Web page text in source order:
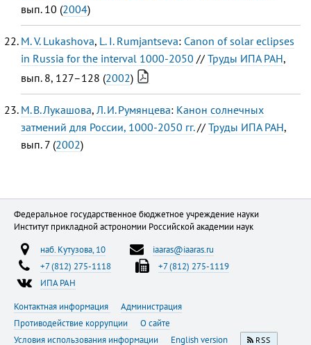
вып. 10 (2004)
M. V. Lukashova, L. I. Rumjantseva: Canon of solar eclipses
in Russia for the interval 1000-2050 // Труды ИПА РАН,
вып. 8, 127–128 (2002)
М. В. Лукашова, Л. И. Румянцева: Канон солнечных
затмений для России, 1000-2050 гг.// Труды ИПА РАН,
вып. 7 (2002)
Федеральное государственное бюджетное учреждение науки
Институт прикладной астрономии Российской академии наук
наб. Кутузова, 10
iaaras@iaaras.ru
+7 (812) 275-1118
+7 (812) 275-1119
ИПА РАН
Контактная информация
Администрация
Противодействие коррупции
О сайте
Условия использования информации
English version RSS